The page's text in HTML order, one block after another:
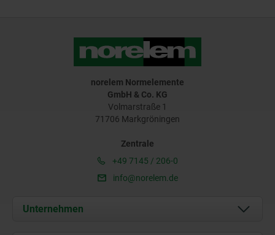
norelem Normelemente
GmbH & Co. KG
Volmarstraße 1
71706 Markgröningen
Zentrale
+49 7145 / 206-0
info@norelem.de
Unternehmen